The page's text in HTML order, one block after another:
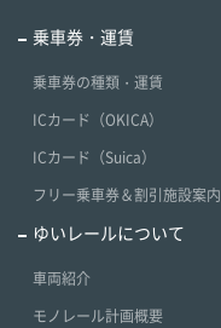
乗車券・運賃
乗車券の種類・運賃
ICカード（OKICA）
ICカード（Suica）
フリー乗車券＆割引施設案内
ゆいレールについて
車両紹介
モノレール計画概要